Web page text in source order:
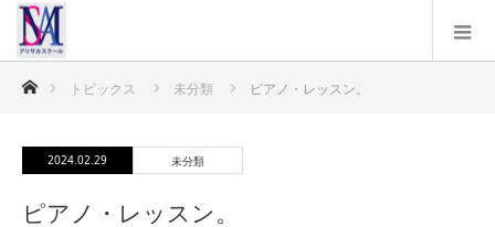
ホームトピックス 未分類 ピアノ・レッスン。
2024.02.29 未分類
ピアノ・レッスン。